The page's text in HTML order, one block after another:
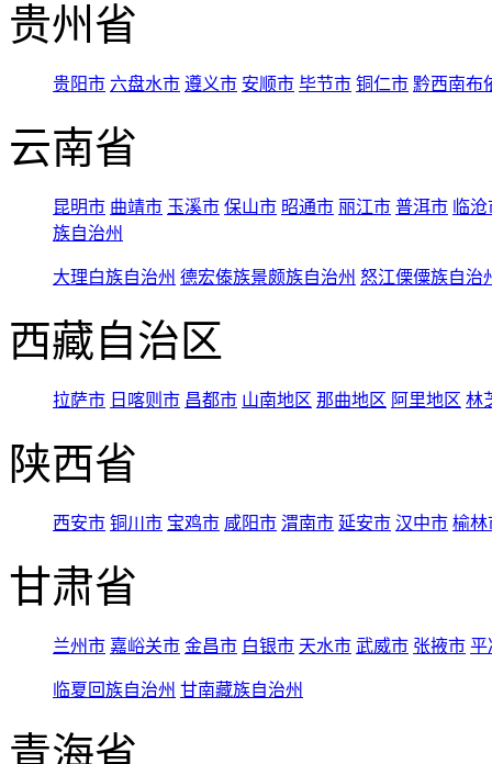
贵州省
贵阳市 六盘水市 遵义市 安顺市 毕节市 铜仁市 黔西南布
云南省
昆明市 曲靖市 玉溪市 保山市 昭通市 丽江市 普洱市 临
族自治州
大理白族自治州 德宏傣族景颇族自治州 怒江傈僳族自治
西藏自治区
拉萨市 日喀则市 昌都市 山南地区 那曲地区 阿里地区 林
陕西省
西安市 铜川市 宝鸡市 咸阳市 渭南市 延安市 汉中市 榆林
甘肃省
兰州市 嘉峪关市 金昌市 白银市 天水市 武威市 张掖市 平
临夏回族自治州 甘南藏族自治州
青海省